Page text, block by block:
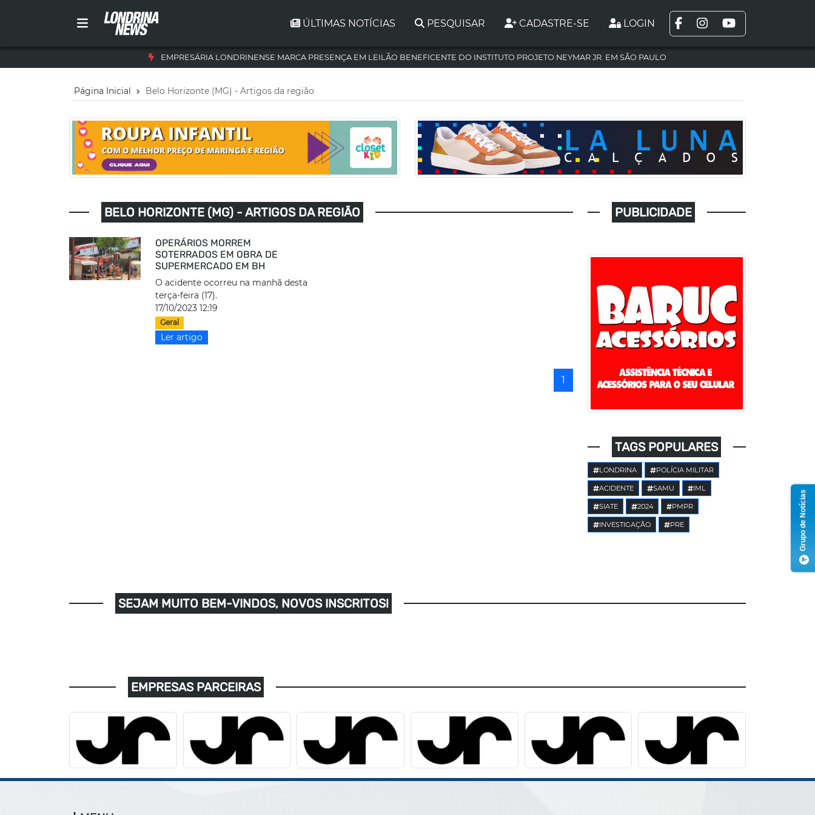
ÚLTIMAS NOTÍCIAS PESQUISAR CADASTRE-SE LOGIN
EMPRESÁRIA LONDRINENSE MARCA PRESENÇA EM LEILÃO BENEFICENTE DO INSTITUTO PROJETO NEYMAR JR. EM SÃO PAULO
Página Inicial Belo Horizonte (MG) - Artigos da região
BELO HORIZONTE (MG) - ARTIGOS DA REGIÃO
OPERÁRIOS MORREM
SOTERRADOS EM OBRA DE
SUPERMERCADO EM BH
O acidente ocorreu na manhã desta
terça-feira (17).
17/10/2023 12:19
Geral
Ler artigo
1
PUBLICIDADE
TAGS POPULARES
LONDRINA POLÍCIA MILITAR
ACIDENTE SAMU IML
SIATE 2024 PMPR
INVESTIGAÇÃO PRE
SEJAM MUITO BEM-VINDOS, NOVOS INSCRITOS!
EMPRESAS PARCEIRAS
Grupo de Notícias